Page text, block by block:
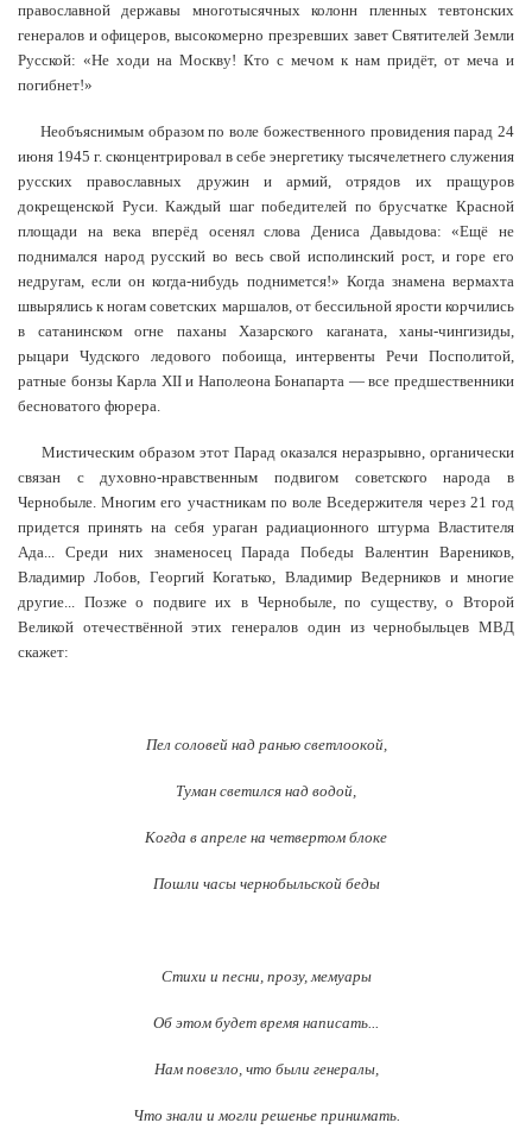
православной державы многотысячных колонн пленных тевтонских
генералов и офицеров, высокомерно презревших завет Святителей Земли
Русской: «Не ходи на Москву! Кто с мечом к нам придёт, от меча и
погибнет!»
Необъяснимым образом по воле божественного провидения парад 24
июня 1945 г. сконцентрировал в себе энергетику тысячелетнего служения
русских православных дружин и армий, отрядов их пращуров
докрещенской Руси. Каждый шаг победителей по брусчатке Красной
площади на века вперёд осенял слова Дениса Давыдова: «Ещё не
поднимался народ русский во весь свой исполинский рост, и горе его
недругам, если он когда-нибудь поднимется!» Когда знамена вермахта
швырялись к ногам советских маршалов, от бессильной ярости корчились
в сатанинском огне паханы Хазарского каганата, ханы-чингизиды,
рыцари Чудского ледового побоища, интервенты Речи Посполитой,
ратные бонзы Карла XII и Наполеона Бонапарта — все предшественники
бесноватого фюрера.
Мистическим образом этот Парад оказался неразрывно, органически
связан с духовно-нравственным подвигом советского народа в
Чернобыле. Многим его участникам по воле Вседержителя через 21 год
придется принять на себя ураган радиационного штурма Властителя
Ада... Среди них знаменосец Парада Победы Валентин Вареников,
Владимир Лобов, Георгий Когатько, Владимир Ведерников и многие
другие... Позже о подвиге их в Чернобыле, по существу, о Второй
Великой отечествённой этих генералов один из чернобыльцев МВД
скажет:
Пел соловей над ранью светлоокой,
Туман светился над водой,
Когда в апреле на четвертом блоке
Пошли часы чернобыльской беды
Стихи и песни, прозу, мемуары
Об этом будет время написать...
Нам повезло, что были генералы,
Что знали и могли решенье принимать.